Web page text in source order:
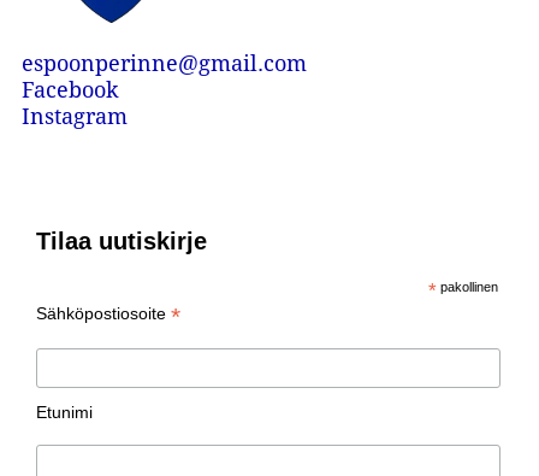
espoonperinne@gmail.com
Facebook
Instagram
Tilaa uutiskirje
* pakollinen
Sähköpostiosoite*
Etunimi